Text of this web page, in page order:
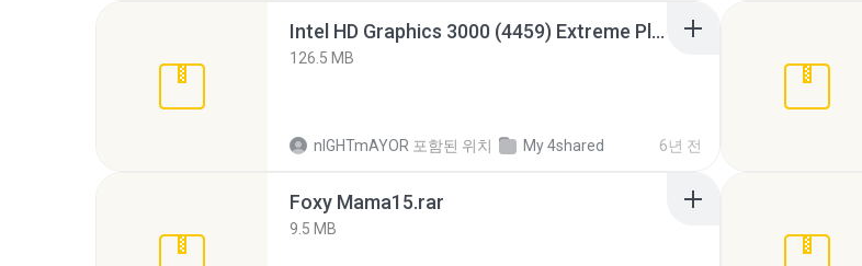
Intel HD Graphics 3000 (4459) Extreme Plus 2.0.zip
126.5 MB
nIGHTmAYOR 포함된 위치 My 4shared 6년 전
Foxy Mama15.rar
9.5 MB